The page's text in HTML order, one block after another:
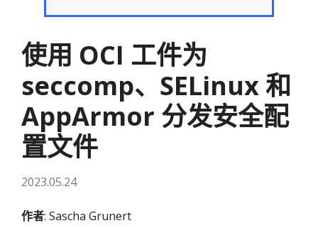
使用 OCI 工件为
seccomp、SELinux 和
AppArmor 分发安全配
置文件
2023.05.24
作者: Sascha Grunert